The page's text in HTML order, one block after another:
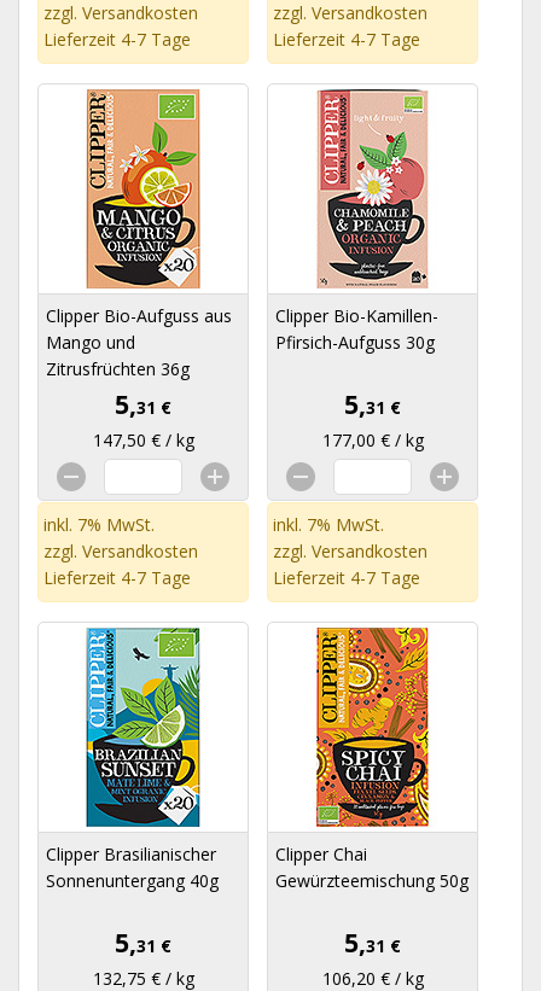
zzgl. Versandkosten
Lieferzeit 4-7 Tage
zzgl. Versandkosten
Lieferzeit 4-7 Tage
Clipper Bio-Aufguss aus
Mango und
Zitrusfrüchten 36g
5,31 €
147,50 € / kg
inkl. 7% MwSt.
zzgl. Versandkosten
Lieferzeit 4-7 Tage
Clipper Bio-Kamillen-
Pfirsich-Aufguss 30g
5,31 €
177,00 € / kg
inkl. 7% MwSt.
zzgl. Versandkosten
Lieferzeit 4-7 Tage
Clipper Brasilianischer
Sonnenuntergang 40g
5,31 €
132,75 € / kg
Clipper Chai
Gewürzteemischung 50g
5,31 €
106,20 € / kg